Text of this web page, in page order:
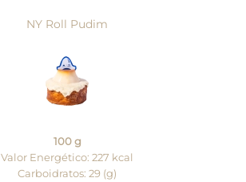
NY Roll Pudim
100 g
Valor Energético: 227 kcal
Carboidratos: 29 (g)